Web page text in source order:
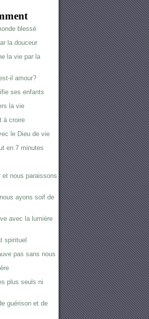
blessé
la douceur
la vie par la
il amour?
ses enfants
la vie
à croire
le Dieu de vie
en 7 minutes
et nous paraissons
ayons soif de
avec la lumière
spirituel
pas sans nous
plus seuls ni
guérison et de